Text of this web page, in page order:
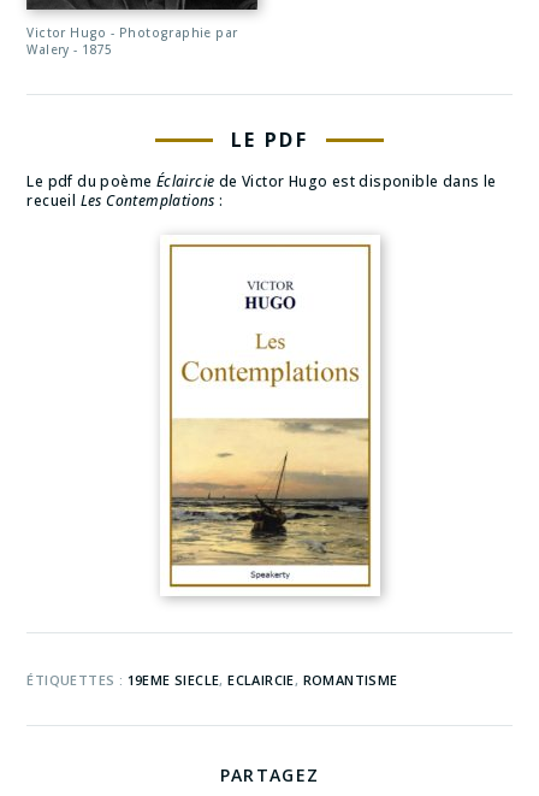
Victor Hugo - Photographie par
Walery - 1875
LE PDF
Le pdf du poème Éclaircie de Victor Hugo est disponible dans le
recueil Les Contemplations :
ÉTIQUETTES : 19EME SIECLE, ECLAIRCIE, ROMANTISME
PARTAGEZ